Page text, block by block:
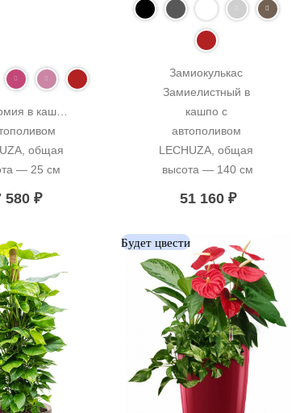
в кашпо
общая
— 25 см
580₽
Замиокулькас
Замиелистный в
кашпо с
автополивом
LECHUZA, общая
высота — 140 см
51 160 ₽
Будет цвести